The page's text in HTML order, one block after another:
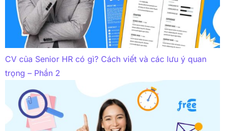
CV của Senior HR có gì? Cách viết và các lưu ý quan
trọng – Phần 2